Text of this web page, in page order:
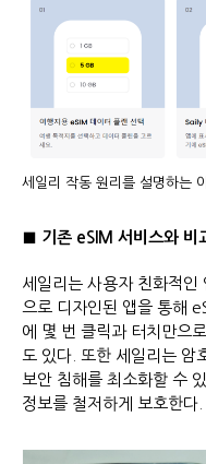
세일리 작동 원리를 설명하는
■ 기존 eSIM 서비스와 비
세일리는 사용자 친화적인
으로 디자인된 앱을 통해
에 몇 번 클릭과 터치만으
도 있다. 또한 세일리는 암
보안 침해를 최소화할 수
정보를 철저하게 보호한다.